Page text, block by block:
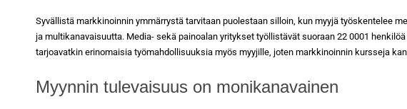
Syvällistä markkinoinnin ymmärrystä tarvitaan puolestaan silloin, kun myyjä työskentelee
ja multikanavaisuutta. Media- sekä painoalan yritykset työllistävät suoraan 22 0001
tarjoavatkin erinomaisia työmahdollisuuksia myös myyjille, joten markkinoinnin kursseja
Myynnin tulevaisuus on monikanavainen